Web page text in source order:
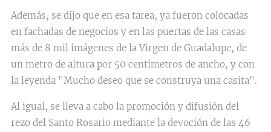
Además, se dijo que en esa tarea, ya fueron colocadas
en fachadas de negocios y en las puertas de las casas
más de 8 mil imágenes de la Virgen de Guadalupe, de
un metro de altura por 50 centímetros de ancho, y con
la leyenda "Mucho deseo que se construya una casita".
Al igual, se lleva a cabo la promoción y difusión del
rezo del Santo Rosario mediante la devoción de las 46